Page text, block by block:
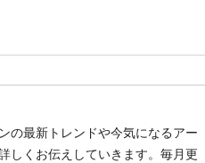
の最新トレンドや今気になるアー
しくお伝えしていきます。毎月更